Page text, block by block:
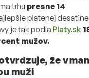
trhu presne 14
platenej
je tak podľa Platy.sk
mužov.
že v
muži